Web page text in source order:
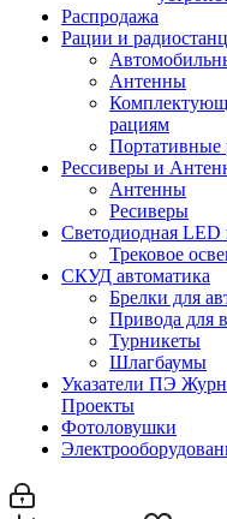
Распродажа
Рации и
Антенны
рациям
Портативные
Рессиверы и
Антенны
Ресиверы
Светодиодная LED
Трековое
СКУД автоматика
Брелки для
Привода для
Турникеты
Шлагбаумы
Указатели ПЭ
Проекты
Фотоловушки